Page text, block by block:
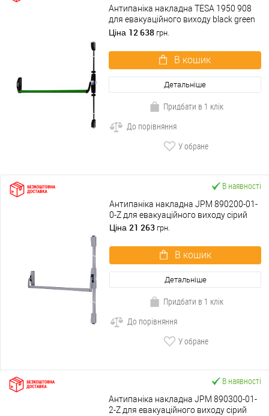
Антипаніка накладна TESA 1950 908
для евакуаційного виходу black green
чорно-зелений
Ціна 12 638 грн.
В кошик
Детальніше
Придбати в 1 клік
До порівняння
У обране
В наявності
Антипаніка накладна JPM 890200-01-
0-Z для евакуаційного виходу сірий
Ціна 21 263 грн.
В кошик
Детальніше
Придбати в 1 клік
До порівняння
У обране
В наявності
Антипаніка накладна JPM 890300-01-
2-Z для евакуаційного виходу сірий